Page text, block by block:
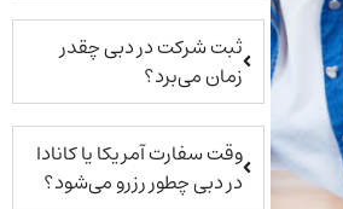
ثبت شرکت در دبی چقدر
زمان می‌برد؟
وقت سفارت آمریکا یا کانادا
در دبی چطور رزرو می‌شود؟